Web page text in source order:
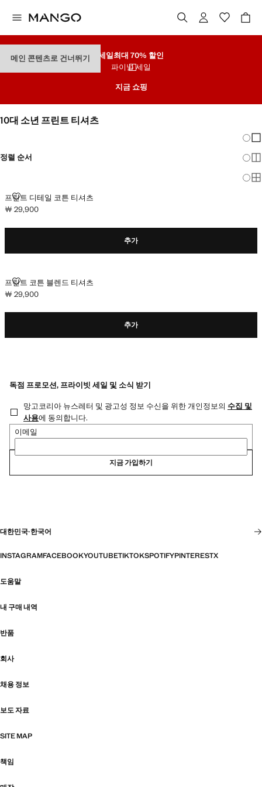
메인 콘텐츠로 건너뛰기 세일최대 70% 할인
파이널 세일
지금 쇼핑
10대 소년 프린트 티셔츠
정렬 순서
그리
일
더
전
프린트 디테일 코튼 티셔츠
프린트 디테일 코튼 티셔츠
현재 가격 [￦ 29,900 ]
￦ 29,900
추가
프린트 코튼 블렌드 티셔츠
프린트 코튼 블렌드 티셔츠
현재 가격 [￦ 29,900 ]
￦ 29,900
추가
독점 프로모션, 프라이빗 세일 및 소식 받기
망고코리아 뉴스레터 및 광고성 정보 수신을 위한 개인정보의 수집 및
사용에 동의합니다.
이메일
지금 가입하기
대한민국·한국어
INSTAGRAMFACEBOOKYOUTUBETIKTOKSPOTIFYPINTERESTX
도움말
내 구매 내역
반품
회사
채용 정보
보도 자료
SITE MAP
책임